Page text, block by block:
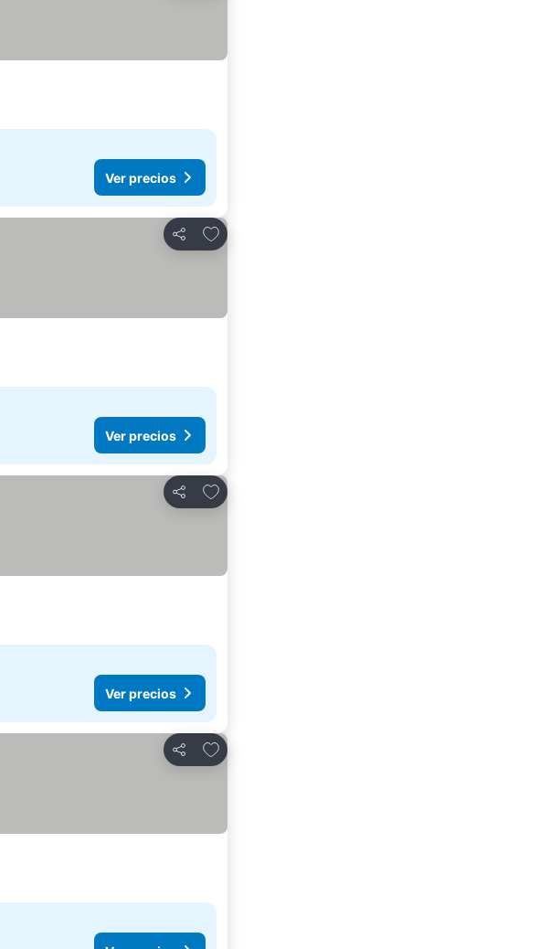
Ver precios
Compartir
Añadir a favoritos
Ver precios
Compartir
Añadir a favoritos
Ver precios
Compartir
Añadir a favoritos